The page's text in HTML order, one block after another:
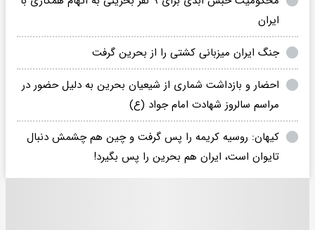
ایران
جنگ ایران میزبانی کشتی را از بحرین گرفت
احضار و بازداشت شماری از شیعیان بحرین به دلیل حضور در
مراسم سالروز شهادت امام جواد (ع)
کیهان: روسیه کریمه را پس گرفت و چین هم چشمش دنبال
تایوان است، ایران هم بحرین را پس بگیرد!